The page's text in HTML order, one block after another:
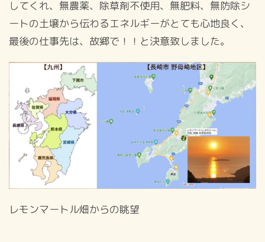
してくれ、無農薬、除草剤不使用、無肥料、無防除シ
ートの土壌から伝わるエネルギーがとても心地良く、
最後の仕事先は、故郷で！！と決意致しました。
レモンマートル畑からの眺望